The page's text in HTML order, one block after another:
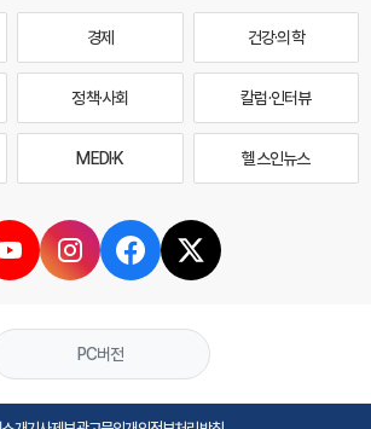
경제 건강·의학
정책·사회 칼럼·인터뷰
MEDI·K 헬스인뉴스
PC버전